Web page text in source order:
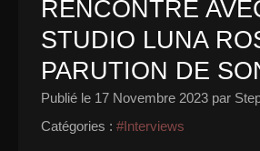
RENCONTRE
STUDIO LUNA
PARUTION DE
Publié le 17 Novembre 2023 par
Catégories : #Interviews